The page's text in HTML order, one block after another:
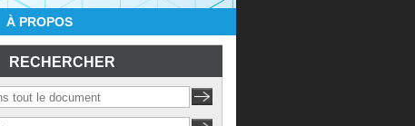
À PROPOS
RECHERCHER